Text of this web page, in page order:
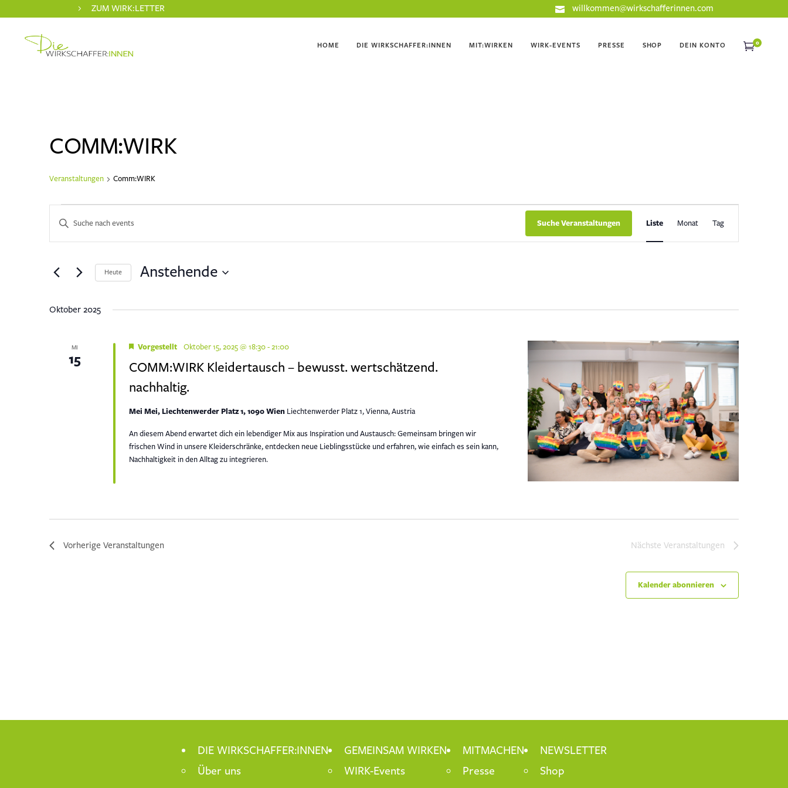
ZUM WIRK:LETTER willkommen@wirkschafferinnen.com
HOME DIE WIRKSCHAFFER:INNEN MIT:WIRKEN WIRK-EVENTS PRESSE SHOP DEIN KONTO 0
COMM:WIRK
Veranstaltungen Comm:WIRK
VERANSTALTUNGEN
SUCHE
ANSICHTEN,
Bitte
nach
Schlüsselwort.
Suche Veranstaltungen
ANSICHTEN-
NAVIGATION
Liste Monat Tag
Heute Anstehende
Oktober 2025
MI
15
COMM:WIRK Kleidertausch – bewusst. wertschätzend.
nachhaltig.
Vorgestellt Oktober 15, 2025 @ 18:30-21:00
Mei Mei, Liechtenwerder Platz 1, 1090 Wien Liechtenwerder Platz 1, Vienna, Austria
An diesem Abend erwartet dich ein lebendiger Mix aus Inspiration und Austausch: Gemeinsam bringen wir
frischen Wind in unsere Kleiderschränke, entdecken neue Lieblingsstücke und erfahren, wie einfach es sein kann,
Nachhaltigkeit in den Alltag zu integrieren.
Vorherige Veranstaltungen Nächste Veranstaltungen
Kalender abonnieren
DIE WIRKSCHAFFER:INNEN
Über uns
GEMEINSAM WIRKEN
WIRK-Events
MITMACHEN
Presse
NEWSLETTER
Shop